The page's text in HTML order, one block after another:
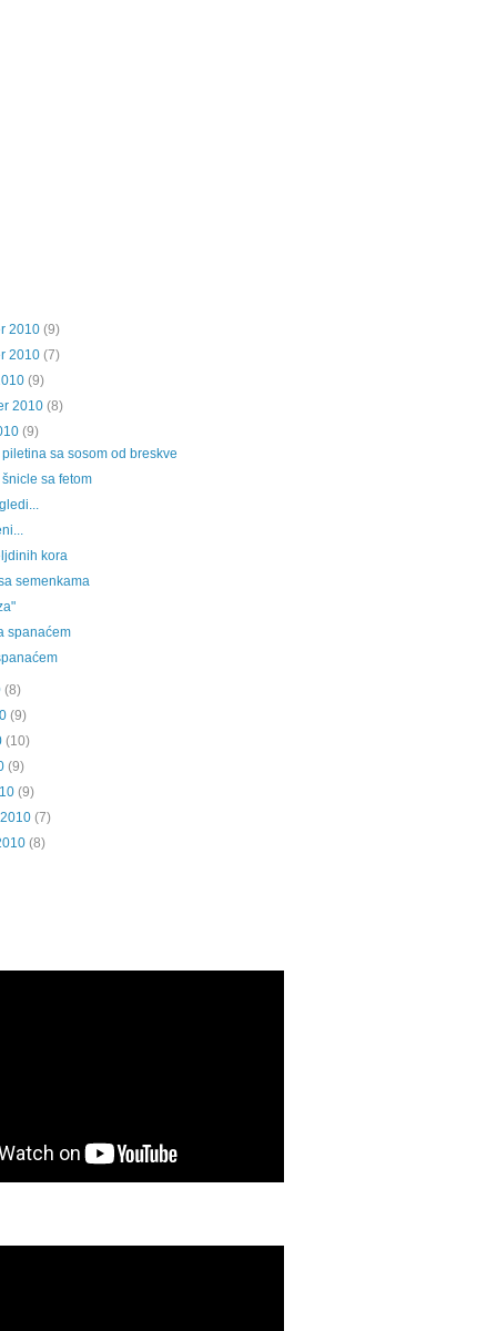
2010 (9)
2010 (7)
(9)
2010 (8)
(9)
sa sosom od breskve
sa fetom
kora
semenkama
spanaćem
(8)
(9)
(10)
(9)
(9)
(7)
(8)